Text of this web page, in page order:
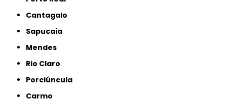
Cantagalo
Sapucaia
Mendes
Rio Claro
Porciúncula
Carmo